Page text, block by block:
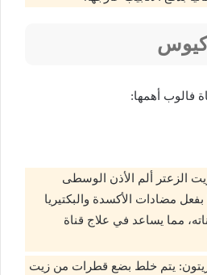
فالوب أهمها:
الزعتر ألم الأذن الوسطى
مضادات الأكسدة والبكتيريا
مما يساعد في علاج قناة
يتم خلط بضع قطرات من زيت